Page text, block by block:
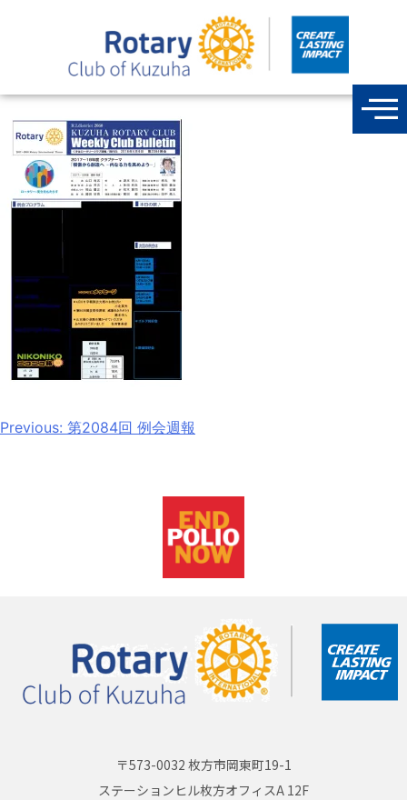
Previous: 第2084回 例会週報
〒573-0032 枚方市岡東町19-1
ステーションヒル枚方オフィスA 12F